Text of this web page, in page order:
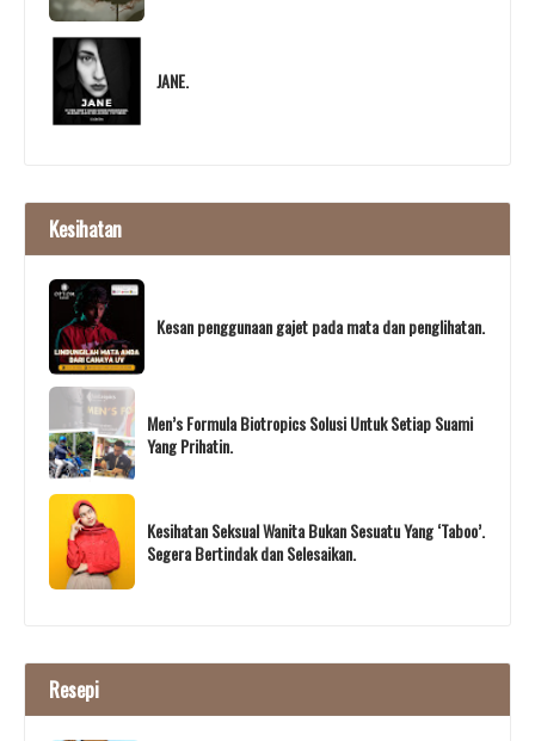
JANE.
Kesihatan
Kesan penggunaan gajet pada mata dan penglihatan.
Men’s Formula Biotropics Solusi Untuk Setiap Suami
Yang Prihatin.
Kesihatan Seksual Wanita Bukan Sesuatu Yang ‘Taboo’.
Segera Bertindak dan Selesaikan.
Resepi